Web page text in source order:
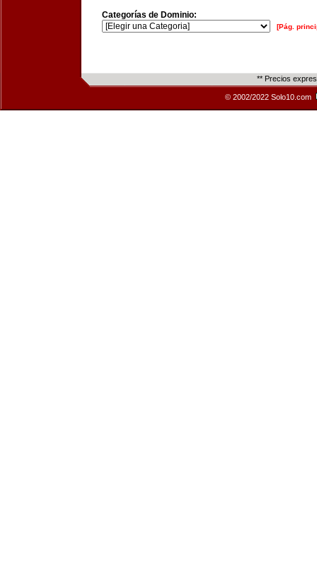
Categorías de Dominio:
[Pág.
** Precios
© 2002/2022 Solo10.com